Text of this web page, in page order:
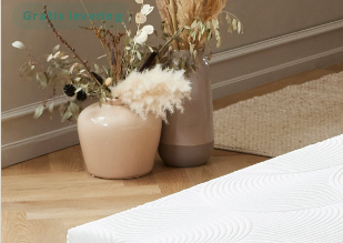
Gratis levering